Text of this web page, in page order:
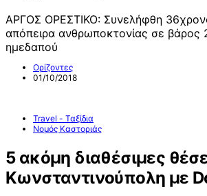
ΑΡΓΟΣ ΟΡΕΣΤΙΚΟ: Συνελήφθη
απόπειρα ανθρωποκτονίας σε βάρος
ημεδαπού
Ορίζοντες
01/10/2018
Travel - Ταξίδια
Νομός Καστοριάς
5 ακόμη διαθέσιμες
Κωνσταντινούπολη με